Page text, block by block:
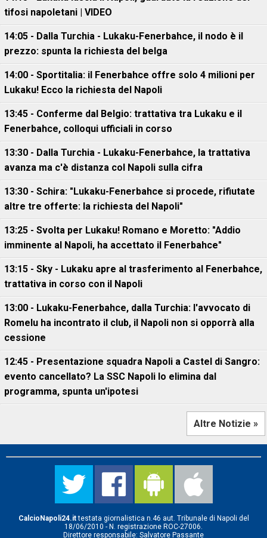
tifosi napoletani | VIDEO
14:05 - Dalla Turchia - Lukaku-Fenerbahce, il nodo è il
prezzo: spunta la richiesta del belga
14:00 - Sportitalia: il Fenerbahce offre solo 4 milioni per
Lukaku! Ecco la richiesta del Napoli
13:45 - Conferme dal Belgio: trattativa tra Lukaku e il
Fenerbahce, colloqui ufficiali in corso
13:30 - Dalla Turchia - Lukaku-Fenerbahce, la trattativa
avanza ma c'è distanza col Napoli sulla cifra
13:30 - Schira: "Lukaku-Fenerbahce si procede, rifiutate
altre tre offerte: la richiesta del Napoli"
13:25 - Svolta per Lukaku! Romano e Moretto: "Addio
imminente al Napoli, ha accettato il Fenerbahce"
13:15 - Sky - Lukaku apre al trasferimento al Fenerbahce,
trattativa in corso con il Napoli
13:00 - Lukaku-Fenerbahce, dalla Turchia: l'avvocato di
Romelu ha incontrato il club, il Napoli non si opporrà alla
cessione
12:45 - Presentazione squadra Napoli a Castel di Sangro:
evento cancellato? La SSC Napoli lo elimina dal
programma, spunta un'ipotesi
Altre Notizie »
CalcioNapoli24.ittestata giornalistica n.46 aut. Tribunale di Napoli del
18/06/2010 - N. registrazione ROC-27006.
Direttore responsabile: Salvatore Passante